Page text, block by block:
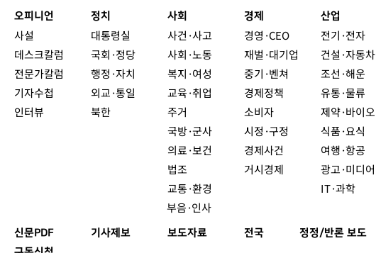
오피니언
사설
데스크칼럼
전문가칼럼
기자수첩
인터뷰
정치
대통령실
국회·정당
행정·자치
외교·통일
북한
사회
사건·사고
사회·노동
복지·여성
교육·취업
주거
국방·군사
의료·보건
법조
교통·환경
부음·인사
경제
경영·CEO
재벌·대기업
중기·벤쳐
경제정책
소비자
시정·구정
경제사건
거시경제
산업
전기·전자
건설·자동차
조선·해운
유통·물류
제약·바이오
식품·요식
여행·항공
광고·미디어
IT·과학
신문PDF
기사제보 보도자료 전국 정정/반론 보도